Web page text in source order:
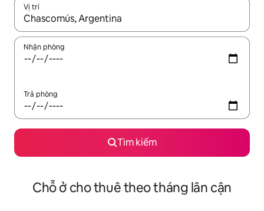
Vị trí
Khi có kết quả, hãy điều hướng bằng phím mũi tên lên và
Nhận phòng
Trả phòng
Tìm kiếm
Chỗ ở cho thuê theo tháng lân cận